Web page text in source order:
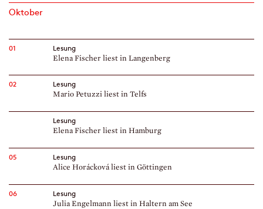
Oktober
01
Lesung
Elena Fischer liest in Langenberg
02
Lesung
Mario Petuzzi liest in Telfs
Lesung
Elena Fischer liest in Hamburg
05
Lesung
Alice Horácková liest in Göttingen
06
Lesung
Julia Engelmann liest in Haltern am See